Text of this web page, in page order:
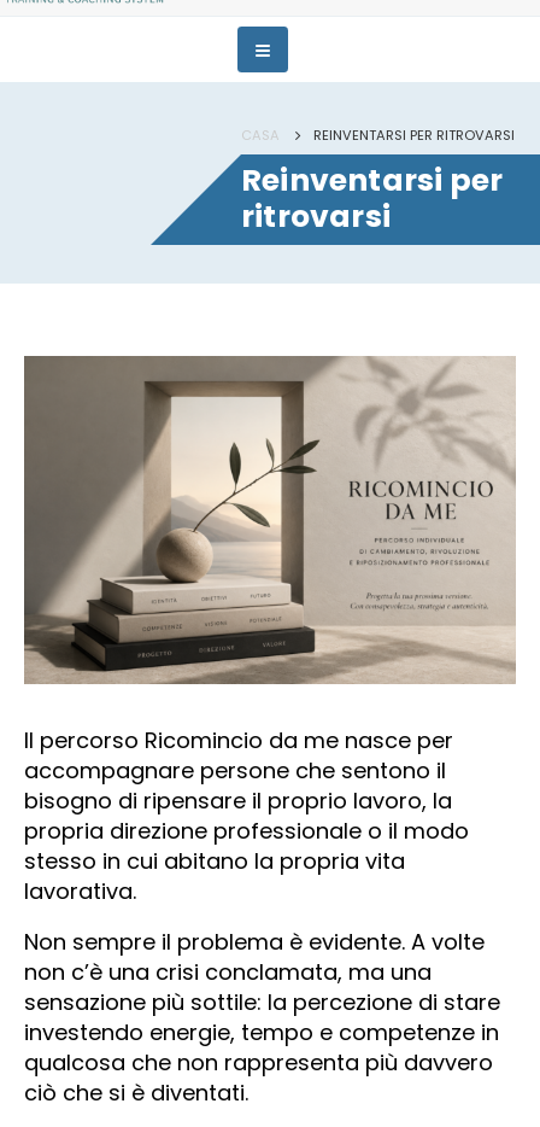
CASA REINVENTARSI PER RITROVARSI
Reinventarsi per
ritrovarsi
Il percorso Ricomincio da me nasce per
accompagnare persone che sentono il
bisogno di ripensare il proprio lavoro, la
propria direzione professionale o il modo
stesso in cui abitano la propria vita
lavorativa.
Non sempre il problema è evidente. A volte
non c’è una crisi conclamata, ma una
sensazione più sottile: la percezione di stare
investendo energie, tempo e competenze in
qualcosa che non rappresenta più davvero
ciò che si è diventati.